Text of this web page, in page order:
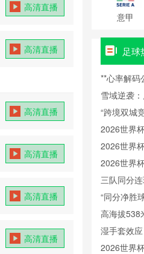
高清直播
高清直播
高清直播
高清直播
高清直播
高清直播
意甲
足球
**心率解码
判罚信任**
雪域逆袭
“跨境双城
2026世界
发阈值重构
2026世界
中的新世
2026世界
续航
三队同分
“同分净胜
出线规则”
高海拔538
湿手套效
将训练逻辑
2026世界